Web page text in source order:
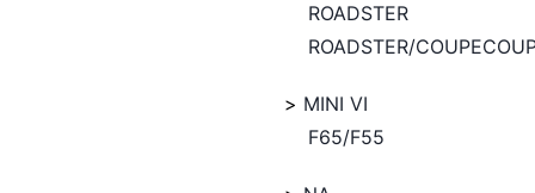
ROADSTER
ROADSTER/
MINI VI
F65/F55